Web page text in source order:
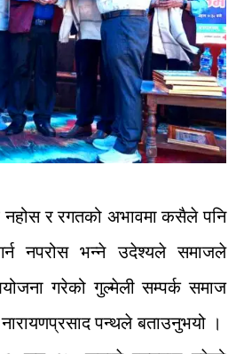
नहोस र रगतको अभावमा कसैले पनि
नपरोस भन्ने उदेश्यले समाजले
गरेको गुल्मेली सम्पर्क समाज
नारायणप्रसाद पन्थले बताउनुभयो ।